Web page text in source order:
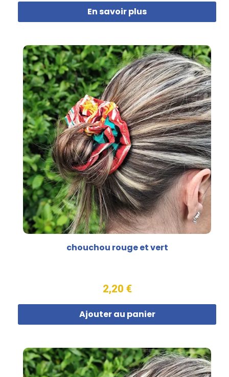
En savoir plus
chouchou rouge et vert
2,20 €
Ajouter au panier